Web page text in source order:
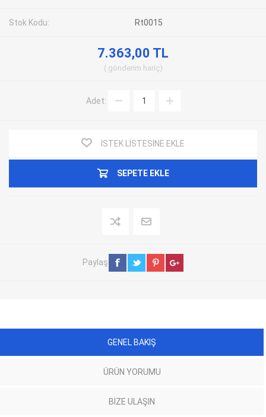
Stok Kodu: Rt0015
7.363,00 TL
gönderim hariç
Adet:
İSTEK LISTESINE EKLE
SEPETE EKLE
Paylaş
GENEL BAKIŞ
ÜRÜN YORUMU
BIZE ULAŞIN